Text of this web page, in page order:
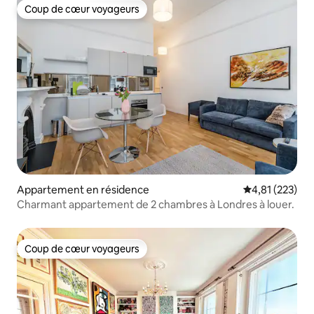
Coup de cœur voyageurs
Coup de cœur voyageurs
Appartement en résidence Évaluation
4,81 (223)
Charmant appartement de 2 chambres à Londres à louer.
Coup de cœur voyageurs
Coup de cœur voyageurs